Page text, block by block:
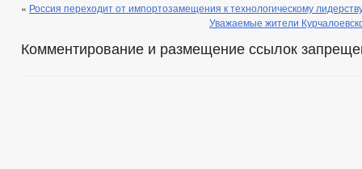
« Россия переходит от импортозамещения к технологическому
Уважаемые жители
Комментирование и размещение ссылок